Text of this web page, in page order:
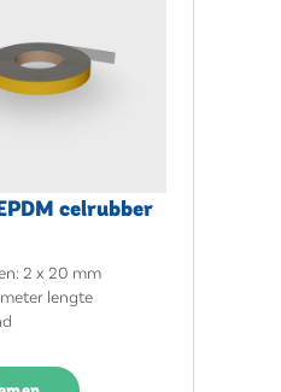
celrubber
2 x 20 mm
lengte